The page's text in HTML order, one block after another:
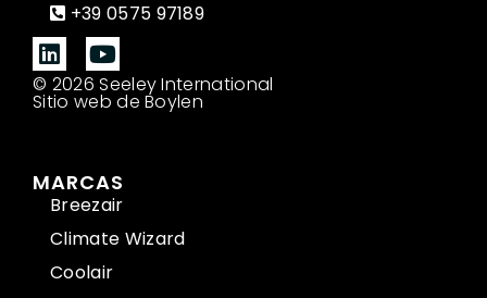
+39 0575 97189
© 2026 Seeley International
Sitio web de Boylen
MARCAS
Breezair
Climate Wizard
Coolair